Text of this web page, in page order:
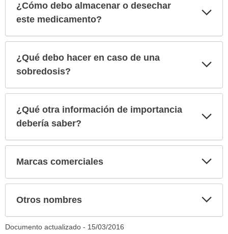
¿Cómo debo almacenar o desechar
este medicamento?
¿Qué debo hacer en caso de una
sobredosis?
¿Qué otra información de importancia
debería saber?
Marcas comerciales
Otros nombres
Documento actualizado - 15/03/2016